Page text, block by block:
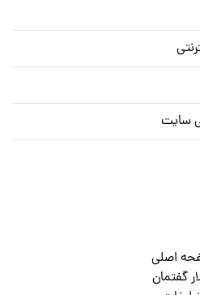
سایت
اصلی
گفتمان